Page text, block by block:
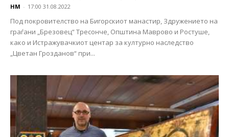
НМ - 17:00 31.08.2022
Под покровителство на Бигорскиот манастир, Здружението на
граѓани „Брезовец“ Тресонче, Општина Маврово и Ростуше,
како и Истражувачкиот центар за културно наследство
„Цветан Грозданов“ при...